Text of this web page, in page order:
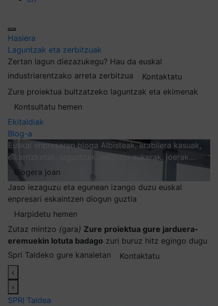
Hasiera
Laguntzak eta zerbitzuak
Zertan lagun diezazukegu? Hau da euskal
industriarentzako arreta zerbitzua
Kontaktatu
Zure proiektua bultzatzeko laguntzak eta ekimenak
Kontsultatu hemen
Ekitaldiak
Blog-a
Euskal enpresaren bloga Albisteak, erabilera kasuak,
elkarrizketak, laguntzak, negozio aukerak, joerak…
Blogera joan
Jaso iezaguzu eta egunean izango duzu euskal
enpresari eskaintzen diogun guztia
Harpidetu hemen
Zutaz mintzo (gara) Zure proiektua gure jarduera-
eremuekin lotuta badago zuri buruz hitz egingo dugu
Spri Taldeko gure kanaletan
Kontaktatu
‹
›
SPRI Taldea